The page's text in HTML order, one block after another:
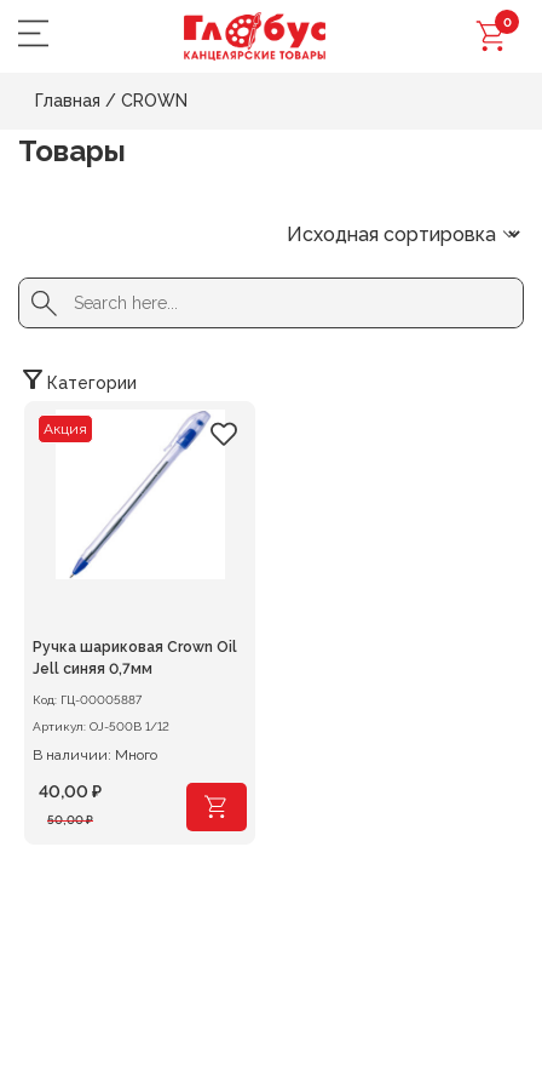
0
Главная / CROWN
Товары
Search
for:
Button
Категории
Акция
Ручка шариковая Crown Oil
Jell синяя 0,7мм
Код: ГЦ-00005887
Артикул:
OJ-500B 1/12
В наличии: Много
50,00₽
Первоначальная
40,00 ₽
Текущая